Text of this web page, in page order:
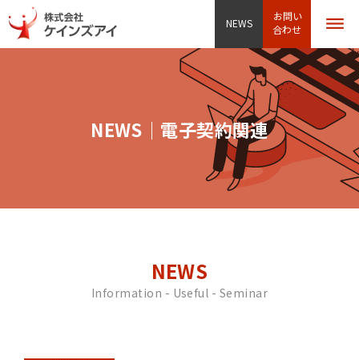
NEWS
お問い
合わせ
NEWS｜電子契約関連
NEWS
Information - Useful - Seminar